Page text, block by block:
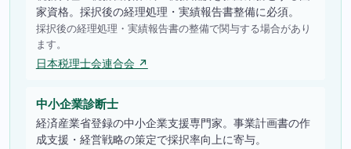
家資格。採択後の経理処理・実績報告書整備に必須。
採択後の経理処理・実績報告書の整備で関与する場合があり
ます。
日本税理士会連合会 ↗
中小企業診断士
経済産業省登録の中小企業支援専門家。事業計画書の作
成支援・経営戦略の策定で採択率向上に寄与。